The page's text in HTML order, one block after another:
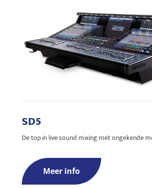
SD5
De top in live sound mixing met ongekende
Meer info